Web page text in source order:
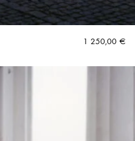
1 250,00 €